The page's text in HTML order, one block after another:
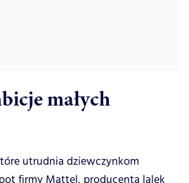
małych
utrudnia dziewczynkom
firmy Mattel, producenta lalek